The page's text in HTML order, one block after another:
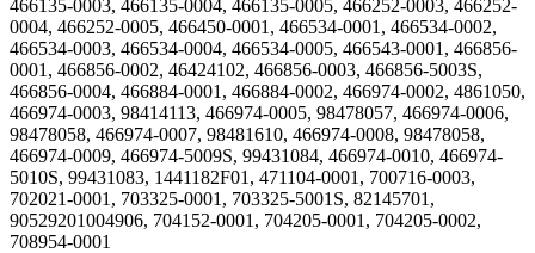
466135-0003, 466135-0004, 466135-0005, 466252-0003, 466252-
0004, 466252-0005, 466450-0001, 466534-0001, 466534-0002,
466534-0003, 466534-0004, 466534-0005, 466543-0001, 466856-
0001, 466856-0002, 46424102, 466856-0003, 466856-5003S,
466856-0004, 466884-0001, 466884-0002, 466974-0002, 4861050,
466974-0003, 98414113, 466974-0005, 98478057, 466974-0006,
98478058, 466974-0007, 98481610, 466974-0008, 98478058,
466974-0009, 466974-5009S, 99431084, 466974-0010, 466974-
5010S, 99431083, 1441182F01, 471104-0001, 700716-0003,
702021-0001, 703325-0001, 703325-5001S, 82145701,
90529201004906, 704152-0001, 704205-0001, 704205-0002,
708954-0001